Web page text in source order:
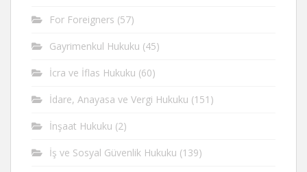
For Foreigners (57)
Gayrimenkul Hukuku (45)
İcra ve İflas Hukuku (60)
İdare, Anayasa ve Vergi Hukuku (151)
İnşaat Hukuku (2)
İş ve Sosyal Güvenlik Hukuku (139)